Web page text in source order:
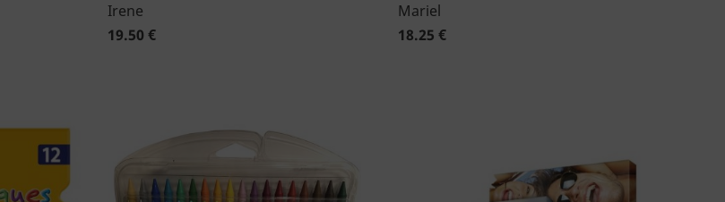
Irene
19.50 €
Mariel
18.25 €